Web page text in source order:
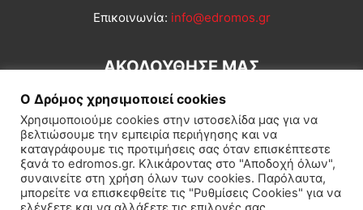
Επικοινωνία: info@edromos.gr
ΑΚΟΛΟΥΘΗΣΕ ΜΑΣ
Εγγραφή συνδρομητή Πολιτική Διεθνή Κοινωνία
Ο Δρόμος χρησιμοποιεί cookies
Χρησιμοποιούμε cookies στην ιστοσελίδα μας για να
βελτιώσουμε την εμπειρία περιήγησης και να
καταγράφουμε τις προτιμήσεις σας όταν επισκέπτεστε
ξανά το edromos.gr. Κλικάροντας στο "Αποδοχή όλων",
συναινείτε στη χρήση όλων των cookies. Παρόλαυτα,
μπορείτε να επισκεφθείτε τις "Ρυθμίσεις Cookies" για να